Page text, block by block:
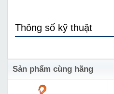
Thông số kỹ thuật
Sản phẩm cùng hãng